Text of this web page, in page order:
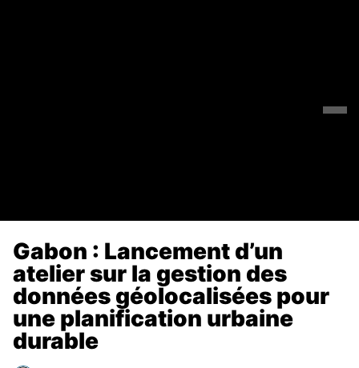
Gabon : Lancement d’un
atelier sur la gestion des
données géolocalisées pour
une planification urbaine
durable